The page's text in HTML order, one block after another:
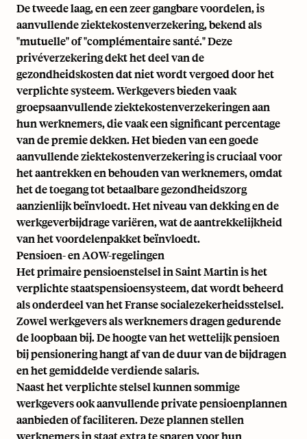
De tweede laag, en een zeer gangbare voordelen, is
aanvullende ziektekostenverzekering, bekend als
"mutuelle" of "complémentaire santé." Deze
privéverzekering dekt het deel van de
gezondheidskosten dat niet wordt vergoed door het
verplichte systeem. Werkgevers bieden vaak
groepsaanvullende ziektekostenverzekeringen aan
hun werknemers, die vaak een significant percentage
van de premie dekken. Het bieden van een goede
aanvullende ziektekostenverzekering is cruciaal voor
het aantrekken en behouden van werknemers, omdat
het de toegang tot betaalbare gezondheidszorg
aanzienlijk beïnvloedt. Het niveau van dekking en de
werkgeverbijdrage variëren, wat de aantrekkelijkheid
van het voordelenpakket beïnvloedt.
Pensioen- en AOW-regelingen
Het primaire pensioenstelsel in Saint Martin is het
verplichte staatspensioensysteem, dat wordt beheerd
als onderdeel van het Franse socialezekerheidsstelsel.
Zowel werkgevers als werknemers dragen gedurende
de loopbaan bij. De hoogte van het wettelijk pensioen
bij pensionering hangt af van de duur van de bijdragen
en het gemiddelde verdiende salaris.
Naast het verplichte stelsel kunnen sommige
werkgevers ook aanvullende private pensioenplannen
aanbieden of faciliteren. Deze plannen stellen
werknemers in staat extra te sparen voor hun